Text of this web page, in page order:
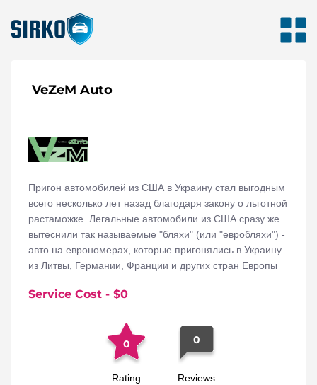
VeZeM Auto
Пригон автомобилей из США в Украину стал выгодным
всего несколько лет назад благодаря закону о льготной
растаможке. Легальные автомобили из США сразу же
вытеснили так называемые "бляхи" (или "евробляхи") -
авто на еврономерах, которые пригонялись в Украину
из Литвы, Германии, Франции и других стран Европы
несовершеству украинского законодательства.
Service Cost - $0
0
Rating
0
Reviews